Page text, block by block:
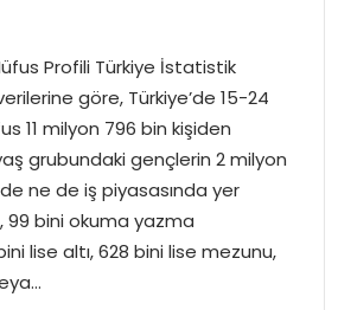
Profili Türkiye İstatistik
göre, Türkiye’de 15-24
11 milyon 796 bin kişiden
grubundaki gençlerin 2 milyon
ne de iş piyasasında yer
99 bini okuma yazma
lise altı, 628 bini lise mezunu,